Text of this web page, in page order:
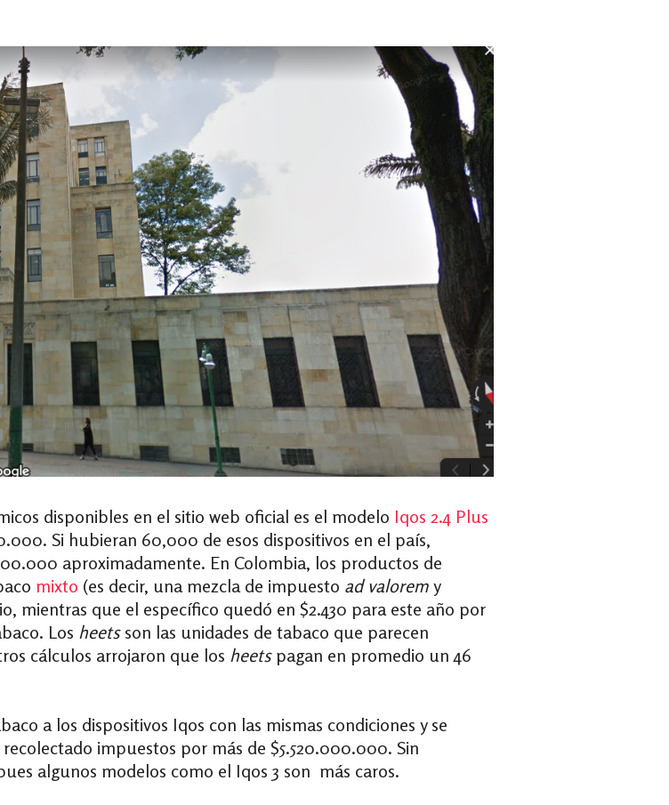
disponibles en el sitio web oficial es el modelo Iqos 2.4 Plus
Si hubieran 60,000 de esos dispositivos en el país,
aproximadamente. En Colombia, los productos de
mixto (es decir, una mezcla de impuesto ad valorem y
mientras que el específico quedó en $2.430 para este año por
Los heets son las unidades de tabaco que parecen
cálculos arrojaron que los heets pagan en promedio un 46
a los dispositivos Iqos con las mismas condiciones y se
impuestos por más de $5.520.000.000. Sin
algunos modelos como el Iqos 3 son más caros.